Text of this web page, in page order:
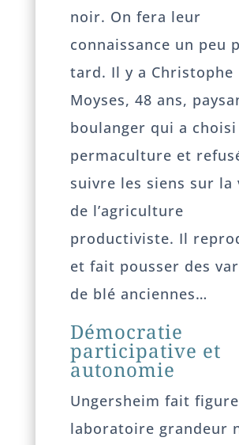
noir. On fera leur
connaissance un peu
tard. Il y a Christophe
Moyses, 48 ans,
boulanger qui a choisi
permaculture et
suivre les siens sur la
de l’agriculture
productiviste. Il
et fait pousser des
de blé anciennes…
Démocratie
participative et
autonomie
Ungersheim fait
laboratoire grandeur